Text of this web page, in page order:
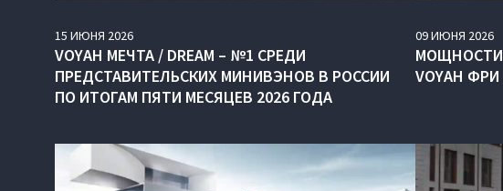
15 ИЮНЯ 2026
VOYAH МЕЧТА / DREAM – №1 СРЕДИ
ПРЕДСТАВИТЕЛЬСКИХ МИНИВЭНОВ В РОССИИ
ПО ИТОГАМ ПЯТИ МЕСЯЦЕВ 2026 ГОДА
09ИЮНЯ 2026
МОЩНОСТИ
VOYAH